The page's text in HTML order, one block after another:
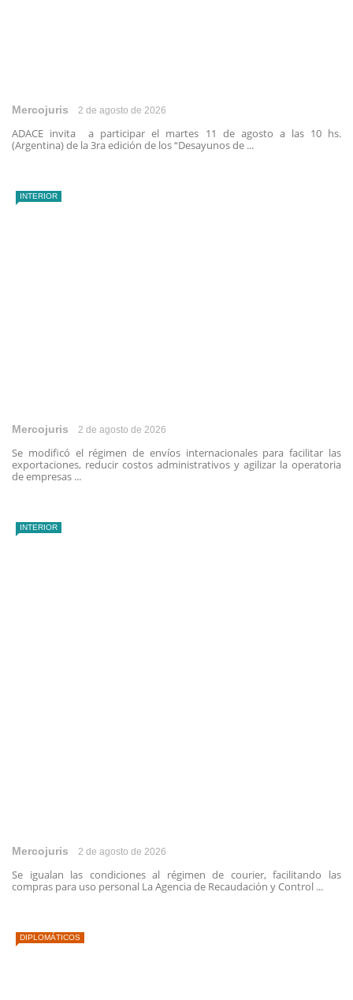
Mercojuris 2 de agosto de 2026
ADACE invita a participar el martes 11 de agosto a las 10 hs.
(Argentina) de la 3ra edición de los “Desayunos de ...
INTERIOR
Mercojuris 2 de agosto de 2026
Se modificó el régimen de envíos internacionales para facilitar las
exportaciones, reducir costos administrativos y agilizar la operatoria
de empresas ...
INTERIOR
Mercojuris 2 de agosto de 2026
Se igualan las condiciones al régimen de courier, facilitando las
compras para uso personal La Agencia de Recaudación y Control ...
DIPLOMÁTICOS